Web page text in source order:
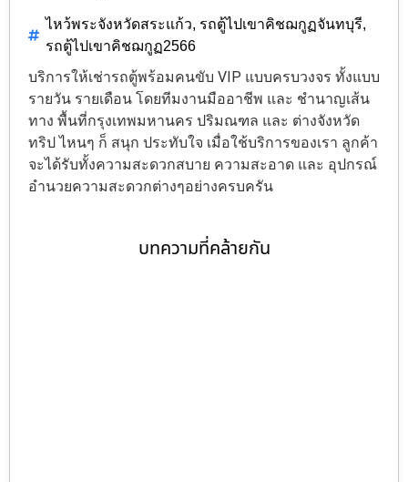
ไหว้พระจังหวัดสระแก้ว, รถตู้ไปเขาคิชฌกูฏจันทบุรี,
รถตู้ไปเขาคิชฌกูฏ2566
บริการให้เช่ารถตู้พร้อมคนขับ VIP แบบครบวงจร ทั้งแบบ
รายวัน รายเดือน โดยทีมงานมืออาชีพ และ ชำนาญเส้น
ทาง พื้นที่กรุงเทพมหานคร ปริมณฑล และ ต่างจังหวัด
ทริป ไหนๆ ก็ สนุก ประทับใจ เมื่อใช้บริการของเรา ลูกค้า
จะได้รับทั้งความสะดวกสบาย ความสะอาด และ อุปกรณ์
อำนวยความสะดวกต่างๆอย่างครบครัน
บทความที่คล้ายกัน